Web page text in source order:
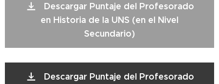
Descargar Puntaje del Profesorado
en Historia de la UNS (en el Nivel
Secundario)
Descargar Puntaje del Profesorado